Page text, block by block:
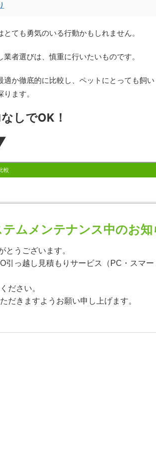
ても勇気のいる行動かもしれません。
者選びは、慎重に行いたいものです。
か徹底的に比較し、ペットにとっても飼い
ます。
しでOK！